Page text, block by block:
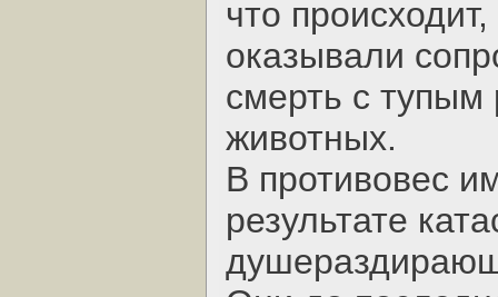
что
оказывали
смерть с
животных.
В противовес
результате